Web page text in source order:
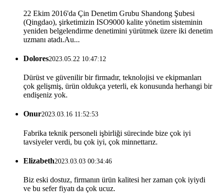
22 Ekim 2016'da Çin Denetim Grubu Shandong Şubesi
(Qingdao), şirketimizin ISO9000 kalite yönetim sisteminin
yeniden belgelendirme denetimini yürütmek üzere iki denetim
uzmanı atadı.Au...
Dolores2023.05.22 10:47:12
Dürüst ve güvenilir bir firmadır, teknolojisi ve ekipmanları
çok gelişmiş, ürün oldukça yeterli, ek konusunda herhangi bir
endişeniz yok.
Onur2023.03.16 11:52:53
Fabrika teknik personeli işbirliği sürecinde bize çok iyi
tavsiyeler verdi, bu çok iyi, çok minnettarız.
Elizabeth2023.03.03 00:34:46
Biz eski dostuz, firmanın ürün kalitesi her zaman çok iyiydi
ve bu sefer fiyatı da çok ucuz.